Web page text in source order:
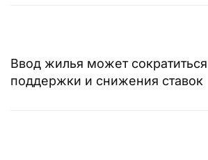
Ввод жилья может
поддержки и снижения ставок